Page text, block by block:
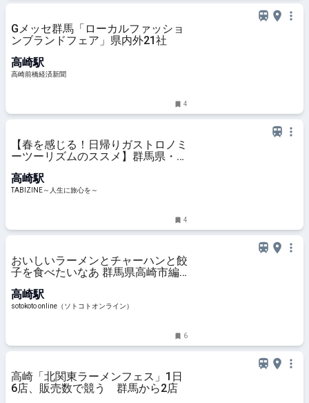
Gメッセ群馬「ローカルファッショ
ンブランドフェア」県内外21社
高崎駅
高崎前橋経済新聞
4
【春を感じる！日帰りガストロノミ
ーツーリズムのススメ】群馬県・磯
の“食”を体験する旅 | TABIZINE～人
生に旅心を～
高崎駅
TABIZINE～人生に旅心を～
4
おいしいラーメンとチャーハンと餃
子を食べたいなあ 群馬県高崎市編 |
イン）
高崎駅
sotokoto online（ソトコトオンライン）
6
高崎「北関東ラーメンフェス」1日
6店、販売数で競う 群馬から2店